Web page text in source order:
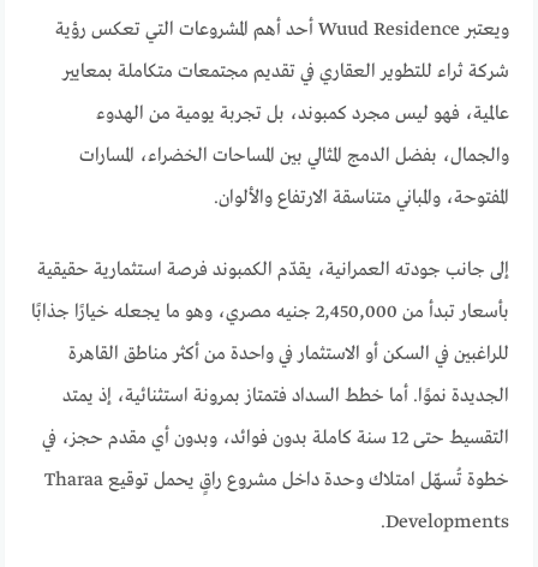
ويعتبر Wuud Residence أحد أهم المشروعات التي تعكس رؤية
شركة ثراء للتطوير العقاري في تقديم مجتمعات متكاملة بمعايير
عالمية، فهو ليس مجرد كمبوند، بل تجربة يومية من الهدوء
والجمال، بفضل الدمج المثالي بين المساحات الخضراء، المسارات
المفتوحة، والمباني متناسقة الارتفاع والألوان.
إلى جانب جودته العمرانية، يقدّم الكمبوند فرصة استثمارية حقيقية
بأسعار تبدأ من 2,450,000 جنيه مصري، وهو ما يجعله خيارًا جذابًا
للراغبين في السكن أو الاستثمار في واحدة من أكثر مناطق القاهرة
الجديدة نموًا. أما خطط السداد فتمتاز بمرونة استثنائية، إذ يمتد
التقسيط حتى 12 سنة كاملة بدون فوائد، وبدون أي مقدم حجز، في
خطوة تُسهّل امتلاك وحدة داخل مشروع راقٍ يحمل توقيع Tharaa
Developments.